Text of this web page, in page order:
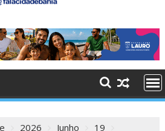
2026 Junho
19